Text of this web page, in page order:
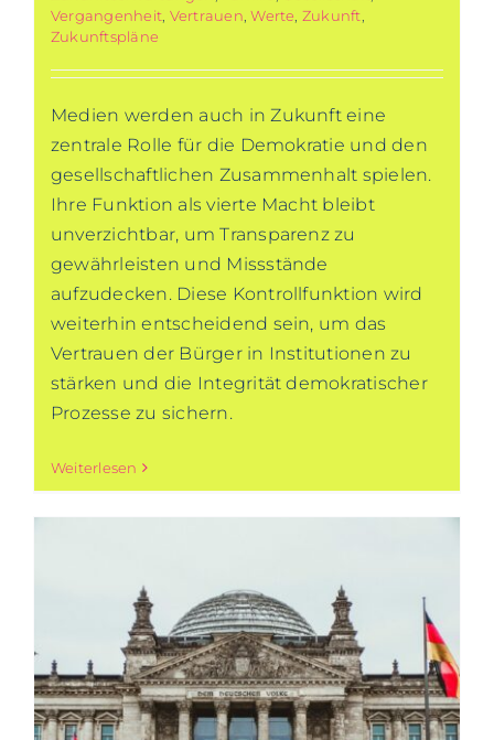
Vergangenheit, Vertrauen,Werte, Zukunft,
Zukunftspläne
Medien werden auch in Zukunft eine
zentrale Rolle für die Demokratie und den
gesellschaftlichen Zusammenhalt spielen.
Ihre Funktion als vierte Macht bleibt
unverzichtbar, um Transparenz zu
gewährleisten und Missstände
aufzudecken. Diese Kontrollfunktion wird
weiterhin entscheidend sein, um das
Vertrauen der Bürger in Institutionen zu
stärken und die Integrität demokratischer
Prozesse zu sichern.
Weiterlesen